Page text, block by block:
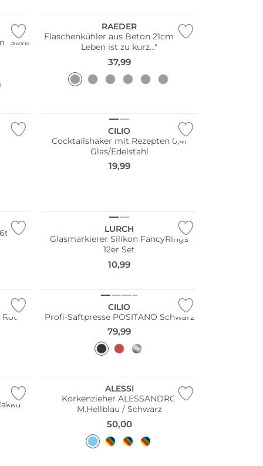
"Save
RAEDER
Flaschenkühler aus Beton 21cm "Das
Leben ist zu kurz..."
37,99
CILIO
Cocktailshaker mit Rezepten 0,4l
Glas/Edelstahl
19,99
LURCH
Glasmarkierer Silikon FancyRings
12er Set
10,99
Rot
CILIO
Profi-Saftpresse POSITANO Schwarz
79,99
ALESSI
Korkenzieher ALESSANDRO
M.Hellblau / Schwarz
50,00